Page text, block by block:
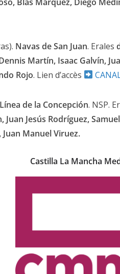
Navas de San Juan. Erales
Martín, Isaac Galvín,
Rojo. Lien d’accès
de la Concepción. NSP.
Juan Jesús Rodríguez,
Manuel Viruez.
Castilla La Mancha